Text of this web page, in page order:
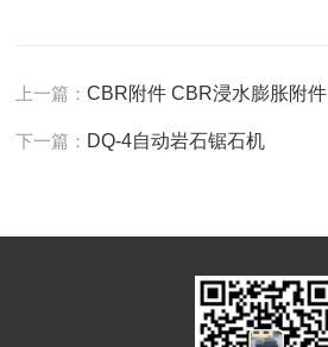
上一篇：CBR附件 CBR浸水膨胀附件
下一篇： DQ-4自动岩石锯石机